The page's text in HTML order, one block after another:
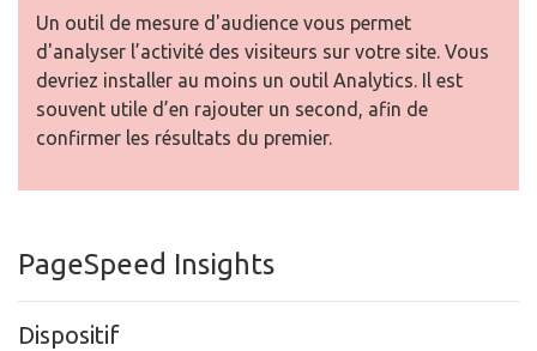
Un outil de mesure d'audience vous permet
d'analyser l’activité des visiteurs sur votre site. Vous
devriez installer au moins un outil Analytics. Il est
souvent utile d’en rajouter un second, afin de
confirmer les résultats du premier.
PageSpeed Insights
Dispositif